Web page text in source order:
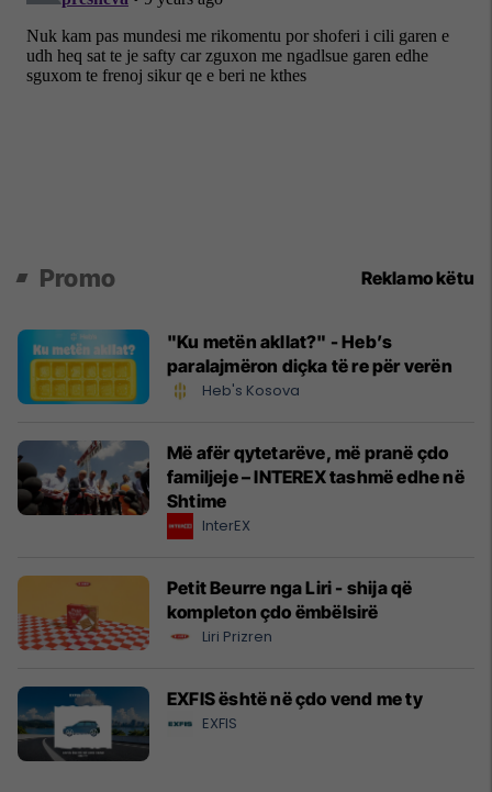
Promo Reklamo këtu
"Ku metën akllat?" - Heb’s
paralajmëron diçka të re për verën
Heb's Kosova
Më afër qytetarëve, më pranë çdo
familjeje – INTEREX tashmë edhe në
Shtime
InterEX
Petit Beurre nga Liri - shija që
kompleton çdo ëmbëlsirë
Liri Prizren
EXFIS është në çdo vend me ty
EXFIS